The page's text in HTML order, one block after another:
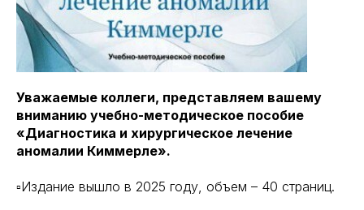
Уважаемые коллеги, представляем вашему
вниманию учебно-методическое пособие
«Диагностика и хирургическое лечение
аномалии Киммерле».
▫️Издание вышло в 2025 году, объем – 40 страниц.